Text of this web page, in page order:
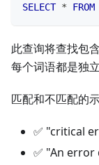
SELECT * FROM
此查询将查找包
每个词语都是独
匹配和不匹配的
✅ "critical
✅ "An